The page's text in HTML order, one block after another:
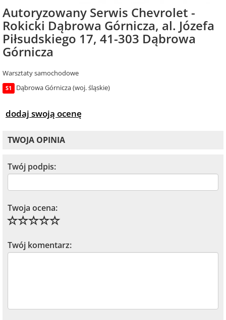
Autoryzowany Serwis Chevrolet -
Rokicki Dąbrowa Górnicza, al. Józefa
Piłsudskiego 17, 41-303 Dąbrowa
Górnicza
Warsztaty samochodowe
S1 Dąbrowa Górnicza (woj. śląskie)
dodaj swoją ocenę
TWOJA OPINIA
Twój podpis:
Twoja ocena:
Twój komentarz: